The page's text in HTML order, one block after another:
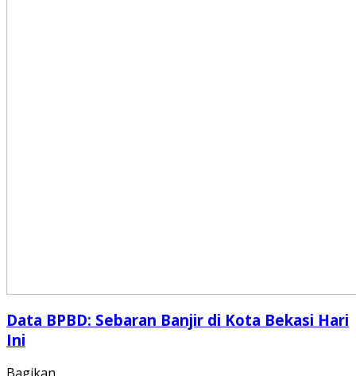
Data BPBD: Sebaran Banjir di Kota Bekasi Hari
Ini